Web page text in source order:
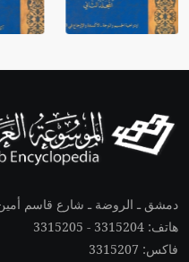
دمشق ـ الروضة ـ شارع قاسم أمين
هاتف: 3315204 - 3315205
فاكس: 3315207